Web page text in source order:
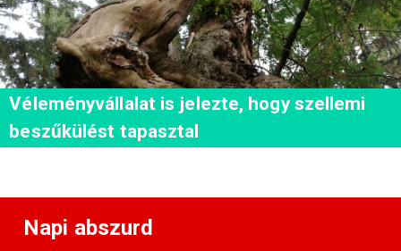
Véleményvállalat is jelezte, hogy szellemi
beszűkülést tapasztal
Napi abszurd